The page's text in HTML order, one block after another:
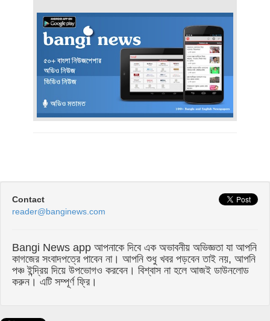
Contact
reader@banginews.com
Bangi News app আপনাকে দিবে এক অভাবনীয় অভিজ্ঞতা যা আপনি
কাগজের সংবাদপত্রে পাবেন না। আপনি শুধু খবর পড়বেন তাই নয়, আপনি
পঞ্চ ইন্দ্রিয় দিয়ে উপভোগও করবেন। বিশ্বাস না হলে আজই ডাউনলোড
করুন। এটি সম্পূর্ণ ফ্রি।